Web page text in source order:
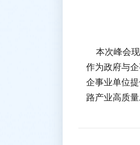
本次峰会现
作为政府与
企事业单位
路产业高质